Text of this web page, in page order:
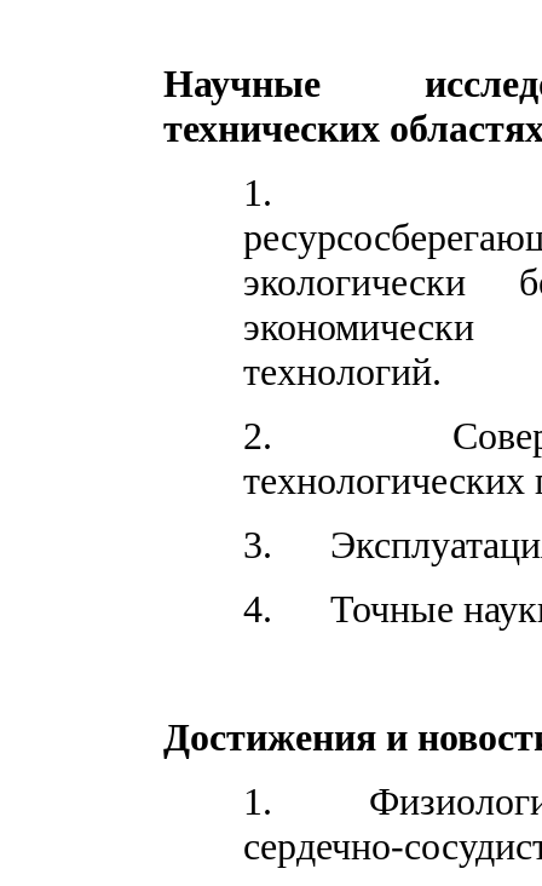
Научные
технических
1.
экологически
экономически
технологий.
2.
технологических
3.
4.
Точные
Достижения и
1.
сердечно-